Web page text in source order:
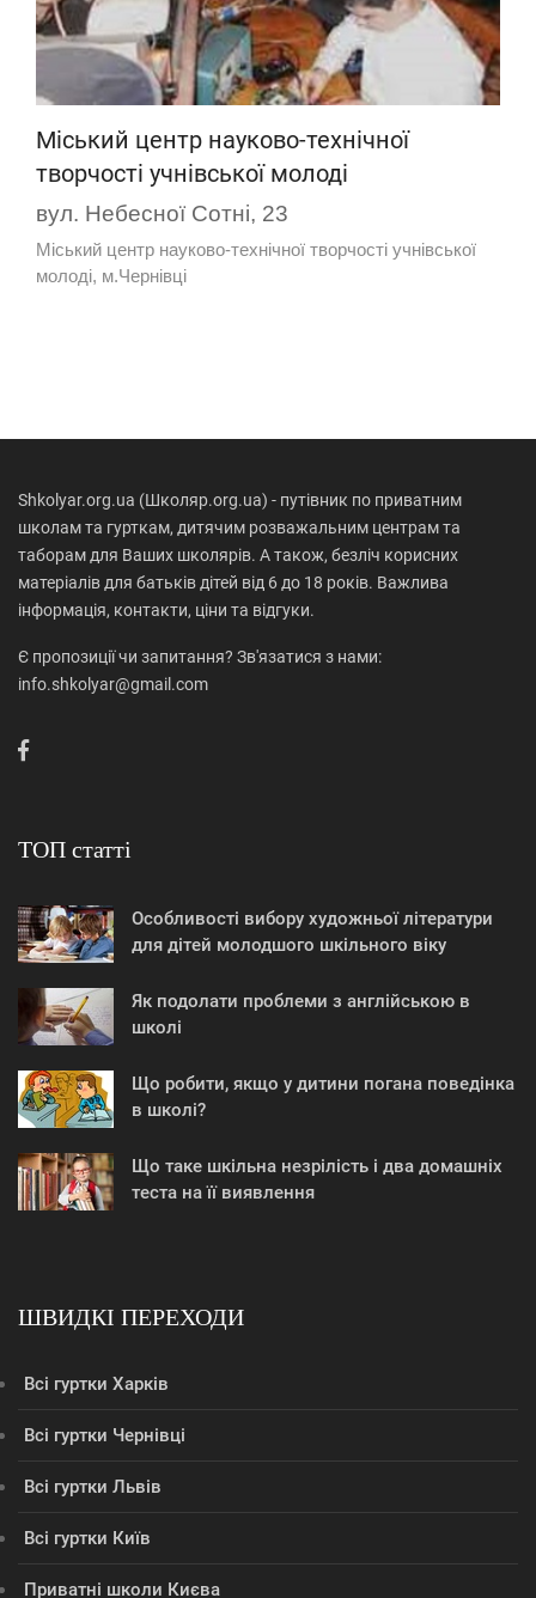
Міський центр науково-технічної
творчості учнівської молоді
вул. Небесної Сотні, 23
Міський центр науково-технічної творчості учнівської
молоді, м.Чернівці
Shkolyar.org.ua (Школяр.org.ua) - путівник по приватним
школам та гурткам, дитячим розважальним центрам та
таборам для Ваших школярів. А також, безліч корисних
матеріалів для батьків дітей від 6 до 18 років. Важлива
інформація, контакти, ціни та відгуки.
Є пропозиції чи запитання? Зв'язатися з нами:
info.shkolyar@gmail.com
ТОП статті
Особливості вибору художньої літератури
для дітей молодшого шкільного віку
Як подолати проблеми з англійською в
школі
Що робити, якщо у дитини погана поведінка
в школі?
Що таке шкільна незрілість і два домашніх
теста на її виявлення
ШВИДКІ ПЕРЕХОДИ
Всі гуртки Харків
Всі гуртки Чернівці
Всі гуртки Львів
Всі гуртки Київ
Приватні школи Києва